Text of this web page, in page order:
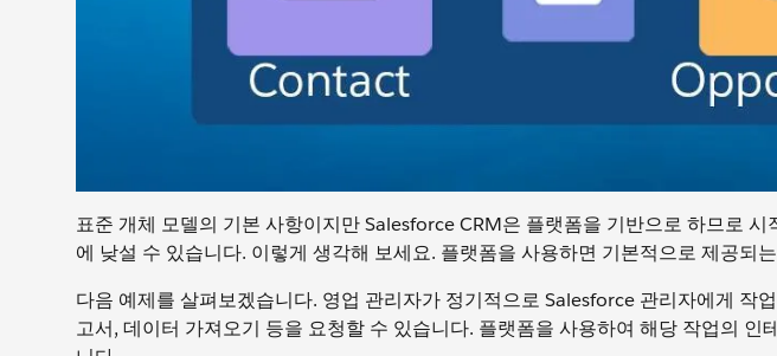
표준 개체 모델의 기본 사항이지만 Salesforce CRM은 플랫폼을 기반으로 하므로
에 낮설 수 있습니다. 이렇게 생각해 보세요. 플랫폼을 사용하면 기본적으로 제공되
다음 예제를 살펴보겠습니다. 영업 관리자가 정기적으로 Salesforce 관리자에게 작
고서, 데이터 가져오기 등을 요청할 수 있습니다. 플랫폼을 사용하여 해당 작업의 인